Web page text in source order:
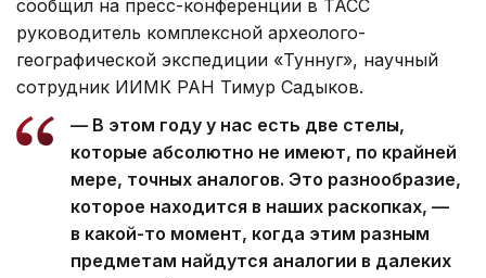
сообщил на пресс-конференции в ТАСС
руководитель комплексной археолого-
географической экспедиции «Туннуг», научный
сотрудник ИИМК РАН Тимур Садыков.
— В этом году у нас есть две стелы,
которые абсолютно не имеют, по крайней
мере, точных аналогов. Это разнообразие,
которое находится в наших раскопках, —
в какой-то момент, когда этим разным
предметам найдутся аналогии в далеких